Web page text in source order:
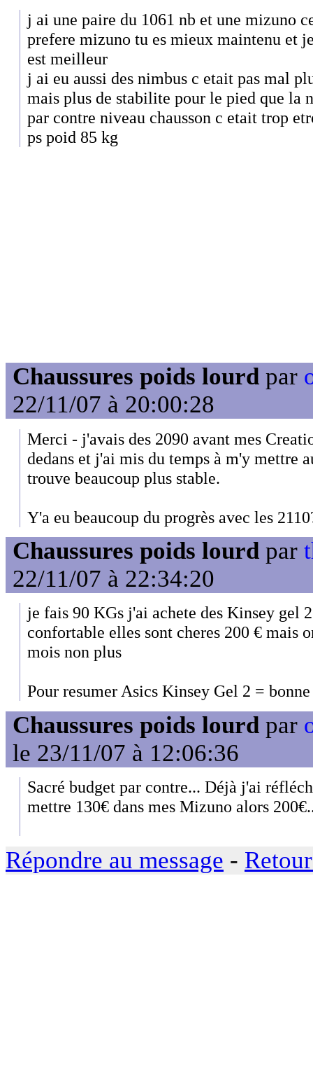
j ai une paire du 1061 nb et une mizuno
prefere mizuno tu es mieux maintenu et
est meilleur
j ai eu aussi des nimbus c etait pas mal
mais plus de stabilite pour le pied que la
par contre niveau chausson c etait trop
ps poid 85 kg
Chaussures poids lourd par
22/11/07 à 20:00:28
Merci - j'avais des 2090 avant mes
dedans et j'ai mis du temps à m'y mettre
trouve beaucoup plus stable.
Y'a eu beaucoup du progrès avec les
Chaussures poids lourd par
22/11/07 à 22:34:20
je fais 90 KGs j'ai achete des Kinsey gel
confortable elles sont cheres 200 € mais
mois non plus
Pour resumer Asics Kinsey Gel 2 =
Chaussures poids lourd par
le 23/11/07 à 12:06:36
Sacré budget par contre... Déjà j'ai
mettre 130€ dans mes Mizuno alors
Répondre au message -